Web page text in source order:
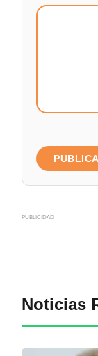
PUBLICIDAD
Noticias